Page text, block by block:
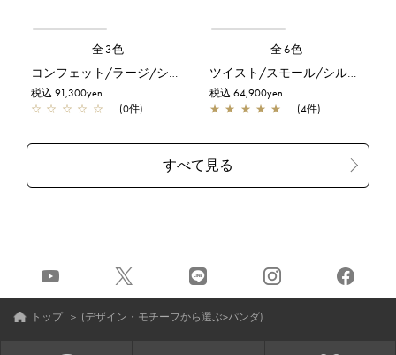
全3色
コンフェット/ラージ/シルバーゴールド
税込 91,300yen
☆ ☆ ☆ ☆ ☆ (0件)
全6色
ツイスト/スモール/シルバー
税込 64,900yen
★ ★ ★ ★ ★ (4件)
トップ ＞ (デザイン・モチーフから選ぶ>パンダ)